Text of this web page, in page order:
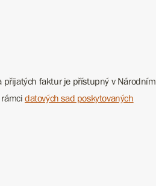
přijatých faktur je přístupný v Národním
rámcidatových sad poskytovaných